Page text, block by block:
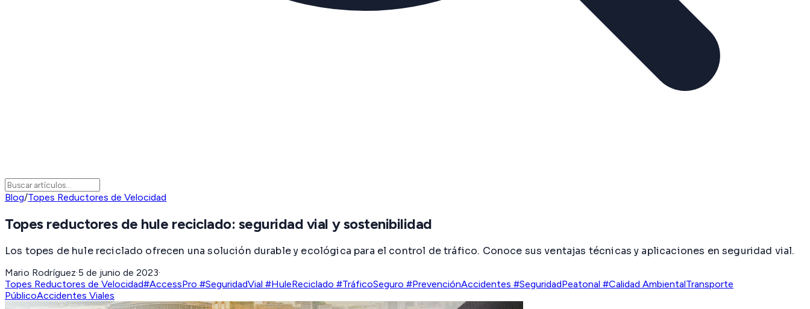
Blog/Topes Reductores de Velocidad
Topes reductores de hule reciclado: seguridad vial y sostenibilidad
Los topes de hule reciclado ofrecen una solución durable y ecológica para el control de tráfico. Conoce sus ventajas técnicas y aplicaciones en seguridad vial.
Mario Rodríguez·5 de junio de 2023·
Topes Reductores de Velocidad#AccessPro #SeguridadVial #HuleReciclado #TráficoSeguro #PrevenciónAccidentes #SeguridadPeatonal #Calidad AmbientalTransporte
PúblicoAccidentes Viales